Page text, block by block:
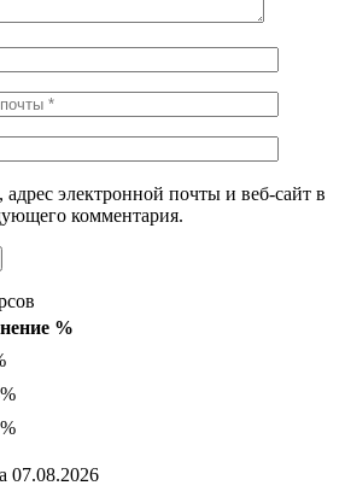
электронной почты и веб-сайт в
комментария.
%
%
%
07.08.2026